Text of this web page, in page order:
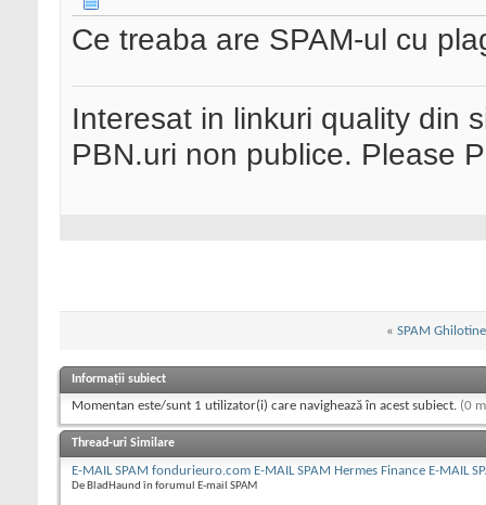
Ce treaba are SPAM-ul cu
Interesat in linkuri quality din
PBN.uri non publice. Please
« SPAM
Informații subiect
Momentan este/sunt 1 utilizator(i) care navighează în acest subiect. (0
Thread-uri Similare
E-MAIL SPAM fondurieuro.com E-MAIL SPAM Hermes Finance E-MAIL
De BladHaund în forumul E-mail SPAM